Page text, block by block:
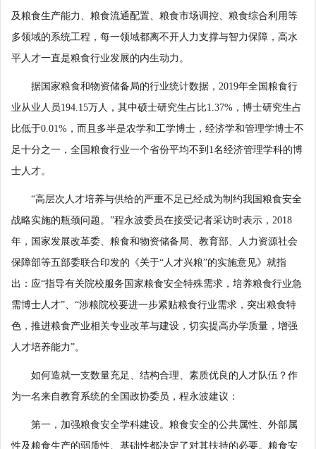
及粮食生产能力、粮食流通配置、粮食市场调控、粮食综合利用等
多领域的系统工程，每一领域都离不开人力支撑与智力保障，高水
平人才一直是粮食行业发展的内生动力。
据国家粮食和物资储备局的行业统计数据，2019年全国粮食行
业从业人员194.15万人，其中硕士研究生占比1.37%，博士研究生占
比低于0.01%，而且多半是农学和工学博士，经济学和管理学博士不
足十分之一，全国粮食行业一个省份平均不到1名经济管理学科的博
士人才。
“高层次人才培养与供给的严重不足已经成为制约我国粮食安全
战略实施的瓶颈问题。”程永波委员在接受记者采访时表示，2018
年，国家发展改革委、粮食和物资储备局、教育部、人力资源社会
保障部等五部委联合印发的《关于“人才兴粮”的实施意见》就指
出：应“指导有关院校服务国家粮食安全特殊需求，培养粮食行业急
需博士人才”、“涉粮院校要进一步紧贴粮食行业需求，突出粮食特
色，推进粮食产业相关专业改革与建设，切实提高办学质量，增强
人才培养能力”。
如何造就一支数量充足、结构合理、素质优良的人才队伍？作
为一名来自教育系统的全国政协委员，程永波建议：
第一，加强粮食安全学科建设。粮食安全的公共属性、外部属
性及粮食生产的弱质性、基础性都决定了对其扶持的必要。粮食安